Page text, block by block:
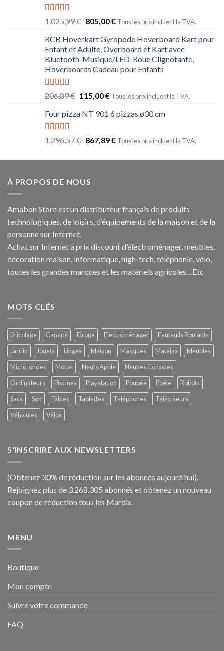
Note5.00
1.025,99€ 805,00€ Tous les prix incluent la TVA.
RCB Hoverkart Gyropode Hoverboard Kart pour
Enfant et Adulte, Overboard et Kart avec
Bluetooth-Musique/LED-Roue Clignotante,
Hoverboards Cadeau pour Enfants
Note5.00
sur 5
206,89€ 115,00€ Tous les prix incluent la TVA.
Four pizza NT 901 6 pizzas ø30 cm
Note5.00
1.296,57€ 867,89€ Tous les prix incluent la TVA.
À PROPOS DE NOUS
Amabon Store est un distributeur français de produits
technologiques, de loisirs, d’équipements de la maison et de la
personne sur Internet.
Achat sur Internet à prix discount d’électroménager, meubles,
décoration maison, informatique, high-tech, téléphonie, vélo,
toutes les grandes marques et les matériels agricoles…Etc
MOTS CLÉS
Bricolage Canapé Drone Electroménager
Fauteuils Roulants
Jardin
Jouets Linges Maison Masques Matelas
Meubles
Micro-ondes
Motos Neufs Apple
Neuves Consoles
Ordinateurs
Piscines Playstation Poupée Poêle
Robots
Sacs
Son Tables Tablettes Téléphones
Téléviseurs
Véhicules
Vélos
S'INSCRIRE AUX NEWSLETTERS
(Obtenez 30% de réduction sur les abonnés aujourd’hui).
Rejoignez plus de 3.268.305 abonnés et obtenez un nouveau
coupon de réduction tous les Mardis.
MENU
Boutique
Mon compte
Suivre votre commande
FAQ